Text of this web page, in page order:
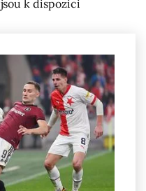
k dispozici